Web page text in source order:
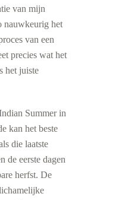
van mijn
nauwkeurig het
van een
precies wat het
het juiste
Summer in
kan het beste
die laatste
de eerste dagen
herfst. De